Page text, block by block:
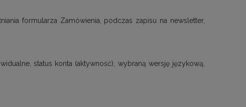
formularza Zamówienia, podczas zapisu na newsletter,
status konta (aktywność), wybraną wersję językową,